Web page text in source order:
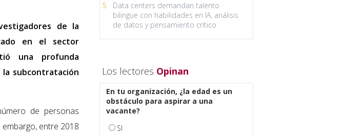
de la
en el sector
una profunda
subcontratación
de personas
entre 2018
5
Data centers demandan talento
bilingüe con habilidades en IA, análisis
de datos y pensamiento crítico
Los lectores Opinan
En tu organización, ¿la edad es un
obstáculo para aspirar a una
vacante?
SI